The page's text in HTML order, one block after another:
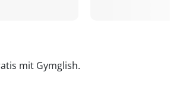
mit Gymglish.